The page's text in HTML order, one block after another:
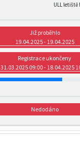
ULL letiště
Již proběhlo
19.04.2025 - 19.04.2025
Registrace ukončeny
31.03.2025 09:00 - 18.04.2025
Nedodáno